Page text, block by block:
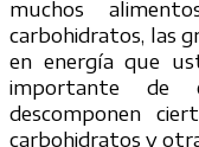
muchos
carbohidratos, las
en energía que
importante de
descomponen
carbohidratos y